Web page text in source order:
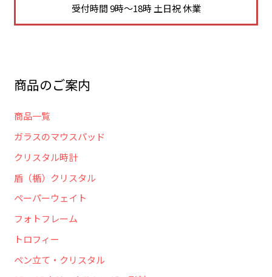
受付時間 9時～18時 土日祝 休業
商品のご案内
商品一覧
ガラスのマウスパッド
クリスタル時計
盾（楯）クリスタル
ペーパーウェイト
フォトフレーム
トロフィー
ペン立て・クリスタル